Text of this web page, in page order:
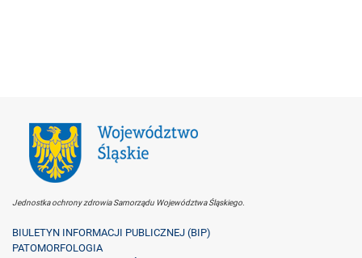
Jednostka ochrony zdrowia Samorządu Województwa Śląskiego.
BIULETYN INFORMACJI PUBLICZNEJ (BIP)
PATOMORFOLOGIA